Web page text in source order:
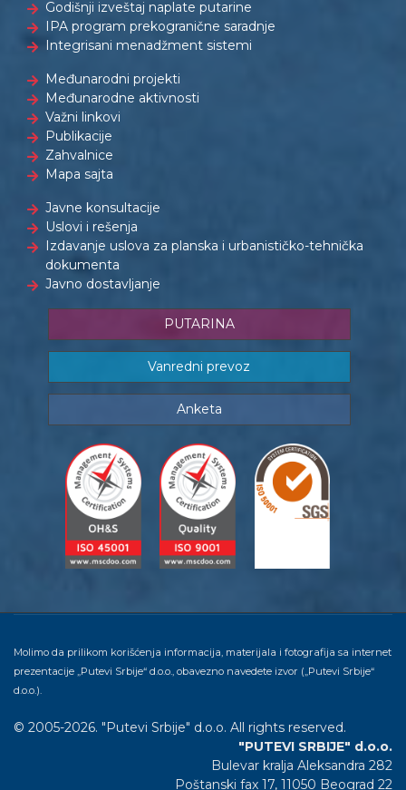
Godišnji izveštaj naplate putarine
IPA program prekogranične saradnje
Integrisani menadžment sistemi
Međunarodni projekti
Međunarodne aktivnosti
Važni linkovi
Publikacije
Zahvalnice
Mapa sajta
Javne konsultacije
Uslovi i rešenja
Izdavanje uslova za planska i urbanističko-tehnička
dokumenta
Javno dostavljanje
PUTARINA
Vanredni prevoz
Anketa
Molimo da prilikom korišćenja informacija, materijala i fotografija sa internet
prezentacije „Putevi Srbije“ d.o.o., obavezno navedete izvor („Putevi Srbije“
d.o.o.).
© 2005-2026. "Putevi Srbije" d.o.o. All rights reserved.
"PUTEVI SRBIJE" d.o.o.
Bulevar kralja Aleksandra 282
Poštanski fax 17, 11050 Beograd 22